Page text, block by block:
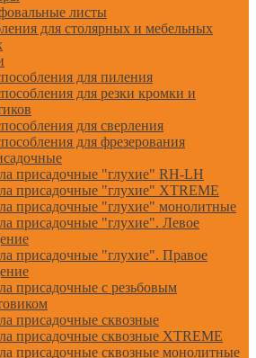
листы
для столярных и мебельных
для пиления
для резки кромки и
для сверления
для фрезерования
присадочные "глухие" RH-LH
присадочные "глухие" XTREME
присадочные "глухие" монолитные
присадочные "глухие". Левое
присадочные "глухие". Правое
присадочные с резьбовым
присадочные сквозные
присадочные сквозные XTREME
присадочные сквозные монолитные